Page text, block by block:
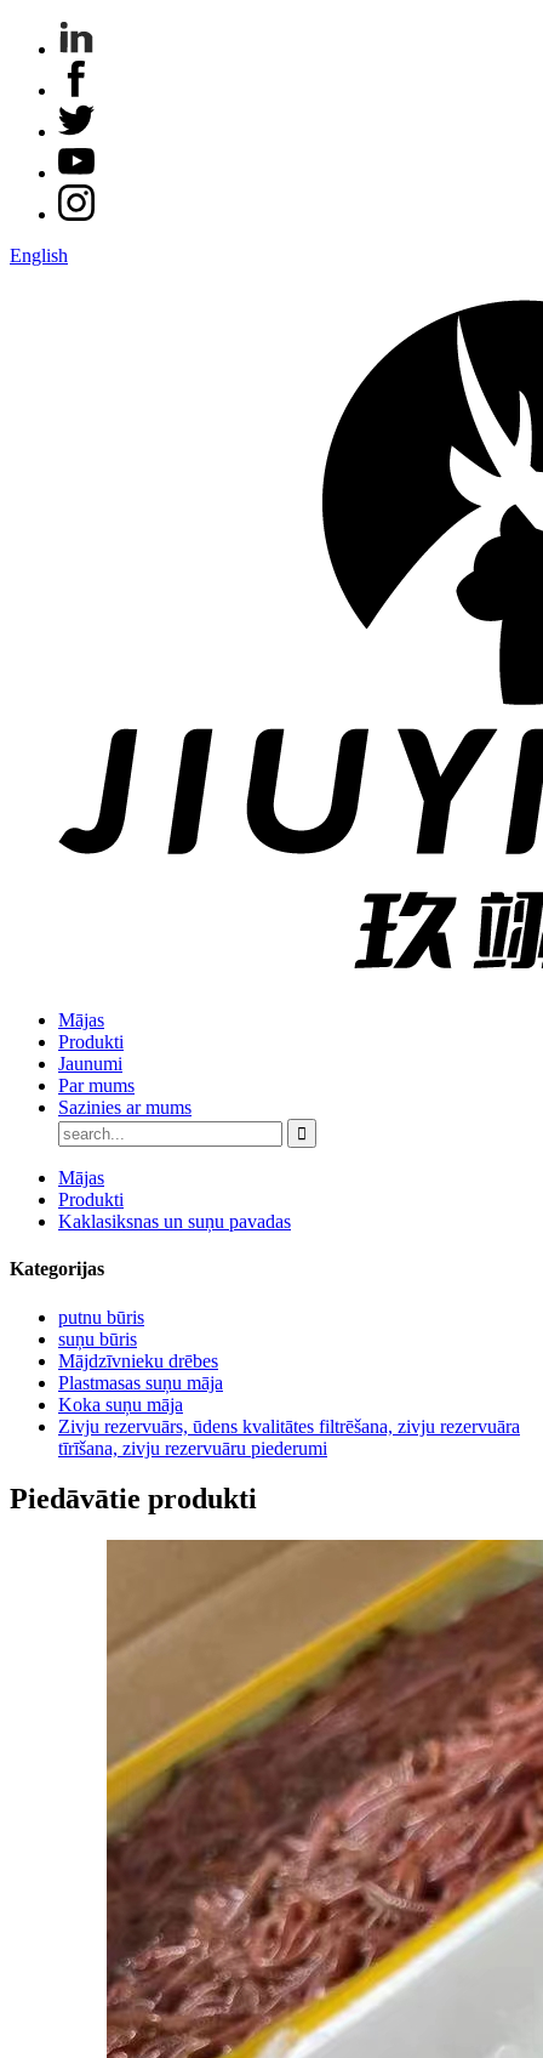
English
Mājas
Produkti
Jaunumi
Par mums
Sazinies ar mums
Mājas
Produkti
Kaklasiksnas un suņu pavadas
Kategorijas
putnu būris
suņu būris
Mājdzīvnieku drēbes
Plastmasas suņu māja
Koka suņu māja
Zivju rezervuārs, ūdens kvalitātes filtrēšana, zivju rezervuāra
tīrīšana, zivju rezervuāru piederumi
Piedāvātie produkti